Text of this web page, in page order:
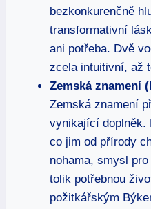
bezkonkurenčně
transformativní
ani potřeba. Dvě
zcela intuitivní, až
Zemská znamení
Zemská znamení
vynikající doplněk.
co jim od přírody
nohama, smysl
tolik potřebnou
požitkářským